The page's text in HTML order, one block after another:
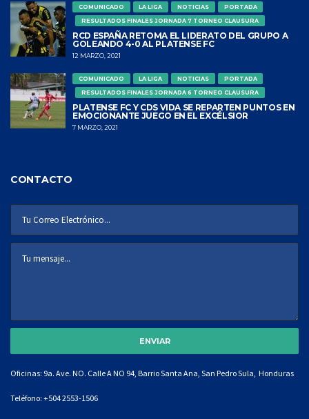
COMUNICADO LA LIGA NOTICIAS
PORTADA
RESULTADOS FINALES JORNADA 7 TORNEO CLAUSURA
RCD ESPAÑA RETOMA EL LIDERATO DEL GRUPO A
GOLEANDO 4-0 AL PLATENSE FC
12 MARZO, 2021
COMUNICADO LA LIGA NOTICIAS
PORTADA
RESULTADOS FINALES JORNADA 6 TORNEO CLAUSURA
PLATENSE FC Y CDS VIDA SE REPARTEN PUNTOS EN
EMOCIONANTE JUEGO EN EL EXCÉLSIOR
7 MARZO, 2021
CONTACTO
Oficinas: 9a. Ave. NO. Calle A NO 94, Barrio Santa Ana, San Pedro Sula, Honduras
Teléfono: +504 2553-1506